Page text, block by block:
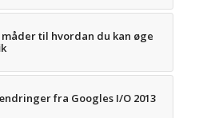
til hvordan du kan øge
fra Googles I/O 2013